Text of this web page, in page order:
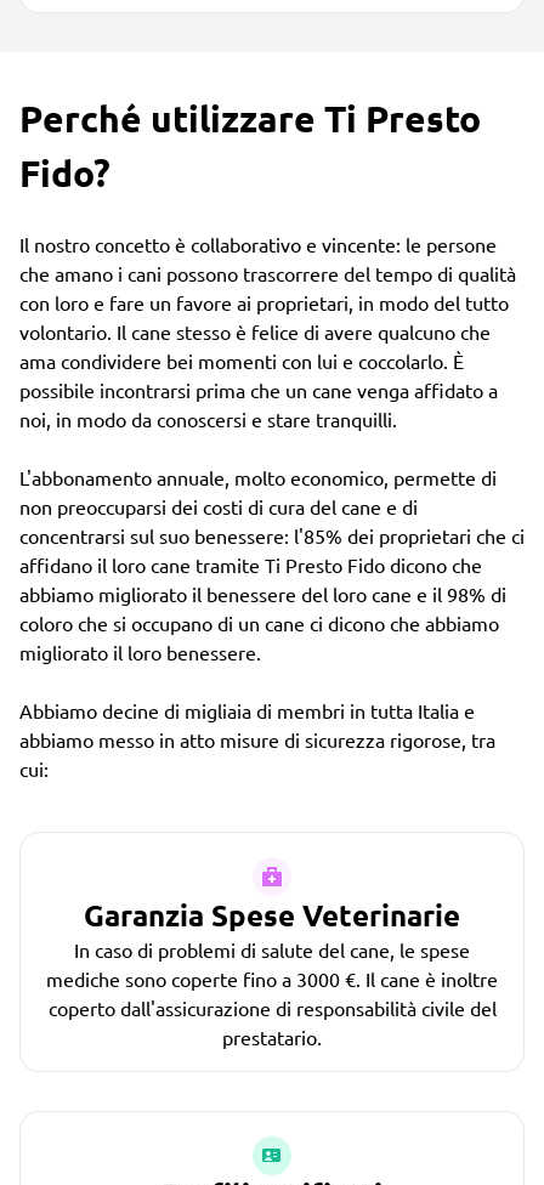
Perché utilizzare Ti Presto
Fido?
Il nostro concetto è collaborativo e vincente: le persone
che amano i cani possono trascorrere del tempo di qualità
con loro e fare un favore ai proprietari, in modo del tutto
volontario. Il cane stesso è felice di avere qualcuno che
ama condividere bei momenti con lui e coccolarlo. È
possibile incontrarsi prima che un cane venga affidato a
noi, in modo da conoscersi e stare tranquilli.
L'abbonamento annuale, molto economico, permette di
non preoccuparsi dei costi di cura del cane e di
concentrarsi sul suo benessere: l'85% dei proprietari che ci
affidano il loro cane tramite Ti Presto Fido dicono che
abbiamo migliorato il benessere del loro cane e il 98% di
coloro che si occupano di un cane ci dicono che abbiamo
migliorato il loro benessere.
Abbiamo decine di migliaia di membri in tutta Italia e
abbiamo messo in atto misure di sicurezza rigorose, tra
cui:
Garanzia Spese Veterinarie
In caso di problemi di salute del cane, le spese
mediche sono coperte fino a 3000 €. Il cane è inoltre
coperto dall'assicurazione di responsabilità civile del
prestatario.